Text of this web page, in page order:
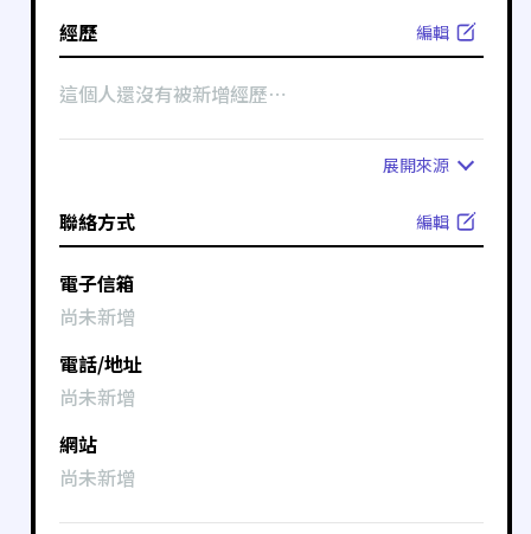
經歷 編輯
這個人還沒有被新增經歷⋯
展開來源
聯絡方式 編輯
電子信箱
尚未新增
電話/地址
尚未新增
網站
尚未新增